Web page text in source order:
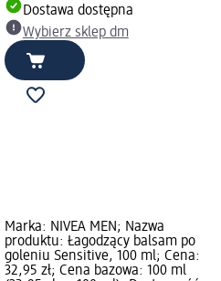
Dostawa dostępna
Wybierz sklep dm
Marka: NIVEA MEN; Nazwa
produktu: Łagodzący balsam po
goleniu Sensitive, 100 ml; Cena:
32,95 zł; Cena bazowa: 100 ml